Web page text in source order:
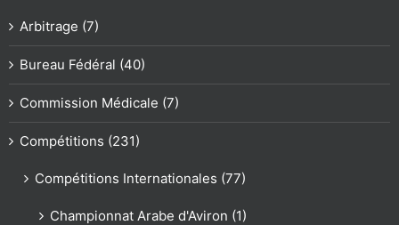
Arbitrage (7)
Bureau Fédéral (40)
Commission Médicale (7)
Compétitions (231)
Compétitions Internationales (77)
Championnat Arabe d'Aviron (1)